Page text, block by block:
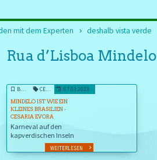
mit dem Experten deshalb vista verde
Rua d’Lisboa Mindelo
BLOG CESÁRIA ÈVORA 07.03.2023
MINDELO IST WIE EIN
KLEINES BRASILIEN -
CESARIA EVORA
Karneval auf den
kapverdischen Inseln
WEITERLESEN